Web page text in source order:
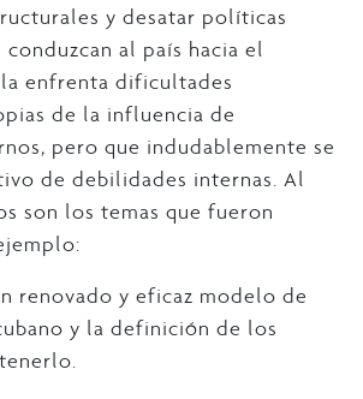
y desatar políticas
al país hacia el
enfrenta dificultades
de la influencia de
pero que indudablemente se
de debilidades internas. Al
son los temas que fueron
renovado y eficaz modelo de
y la definición de los